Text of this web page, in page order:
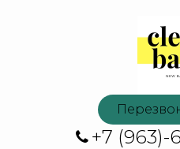
+7 (963)-